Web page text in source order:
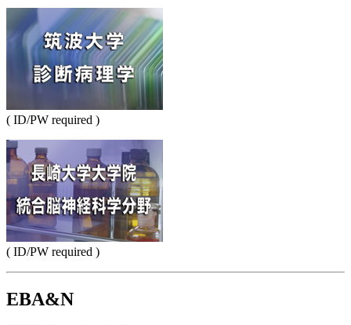
( ID/PW required )
( ID/PW required )
EBA&N